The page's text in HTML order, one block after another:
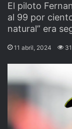
El piloto
al 99 por
natural” era
11 abril, 2024